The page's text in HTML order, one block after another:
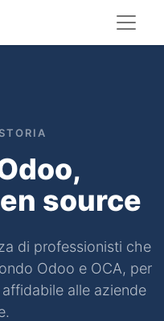
source
di professionisti che
Odoo e OCA, per
alle aziende